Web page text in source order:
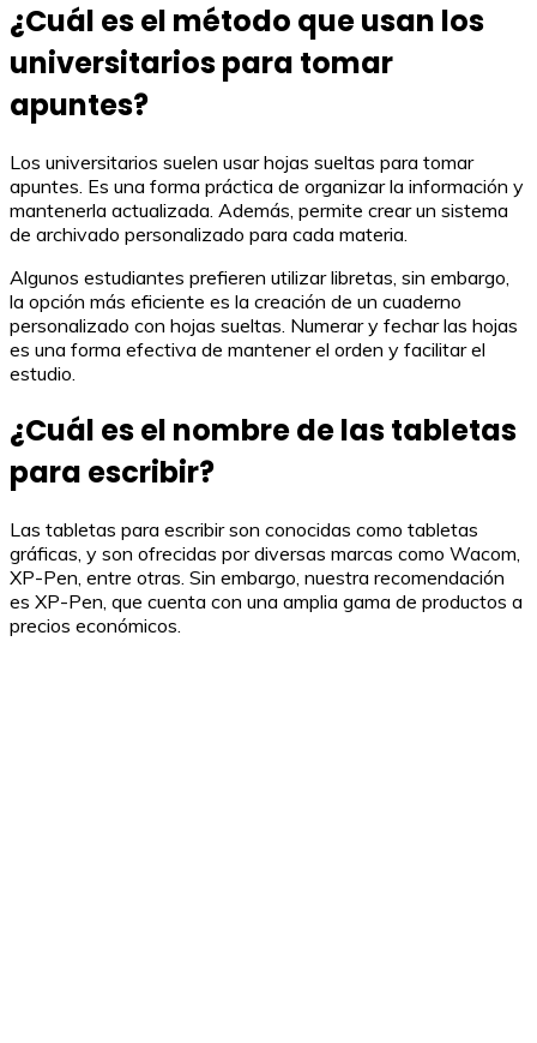
¿Cuál es el método que usan los
universitarios para tomar
apuntes?
Los universitarios suelen usar hojas sueltas para tomar
apuntes. Es una forma práctica de organizar la información y
mantenerla actualizada. Además, permite crear un sistema
de archivado personalizado para cada materia.
Algunos estudiantes prefieren utilizar libretas, sin embargo,
la opción más eficiente es la creación de un cuaderno
personalizado con hojas sueltas. Numerar y fechar las hojas
es una forma efectiva de mantener el orden y facilitar el
estudio.
¿Cuál es el nombre de las tabletas
para escribir?
Las tabletas para escribir son conocidas como tabletas
gráficas, y son ofrecidas por diversas marcas como Wacom,
XP-Pen, entre otras. Sin embargo, nuestra recomendación
es XP-Pen, que cuenta con una amplia gama de productos a
precios económicos.